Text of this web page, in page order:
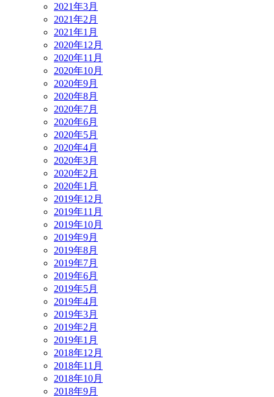
2021年3月
2021年2月
2021年1月
2020年12月
2020年11月
2020年10月
2020年9月
2020年8月
2020年7月
2020年6月
2020年5月
2020年4月
2020年3月
2020年2月
2020年1月
2019年12月
2019年11月
2019年10月
2019年9月
2019年8月
2019年7月
2019年6月
2019年5月
2019年4月
2019年3月
2019年2月
2019年1月
2018年12月
2018年11月
2018年10月
2018年9月